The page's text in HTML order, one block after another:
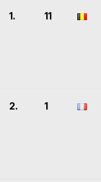
1. 11
2. 1